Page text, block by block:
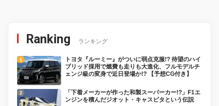
Ranking ランキング
トヨタ『ルーミー』がついに弱点克服!? 待望のハイ
ブリッド採用で燃費も走りも大進化、フルモデルチ
ェンジ級の変身で近日登場か!? 【予想CG付き】
「下着メーカーが作った和製スーパーカー!?」F1エ
ンジンを積んだジオット・キャスピタという伝説